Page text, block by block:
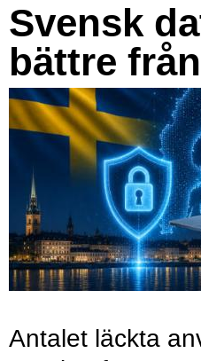
Svensk
bättre
Antalet läckta